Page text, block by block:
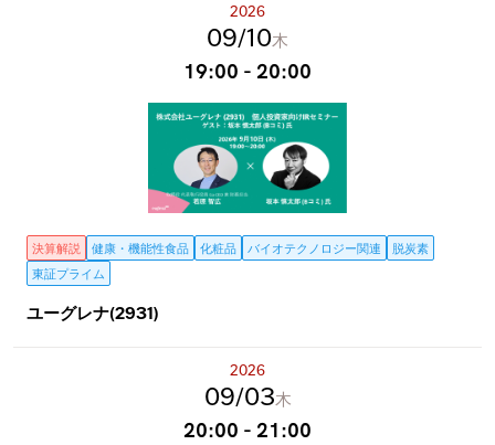
2026
09 10木
19:00 - 20:00
決算解説 健康・機能性食品 化粧品 バイオテクノロジー関連
脱炭素
東証プライム
ユーグレナ(2931)
2026
09 03木
20:00 - 21:00